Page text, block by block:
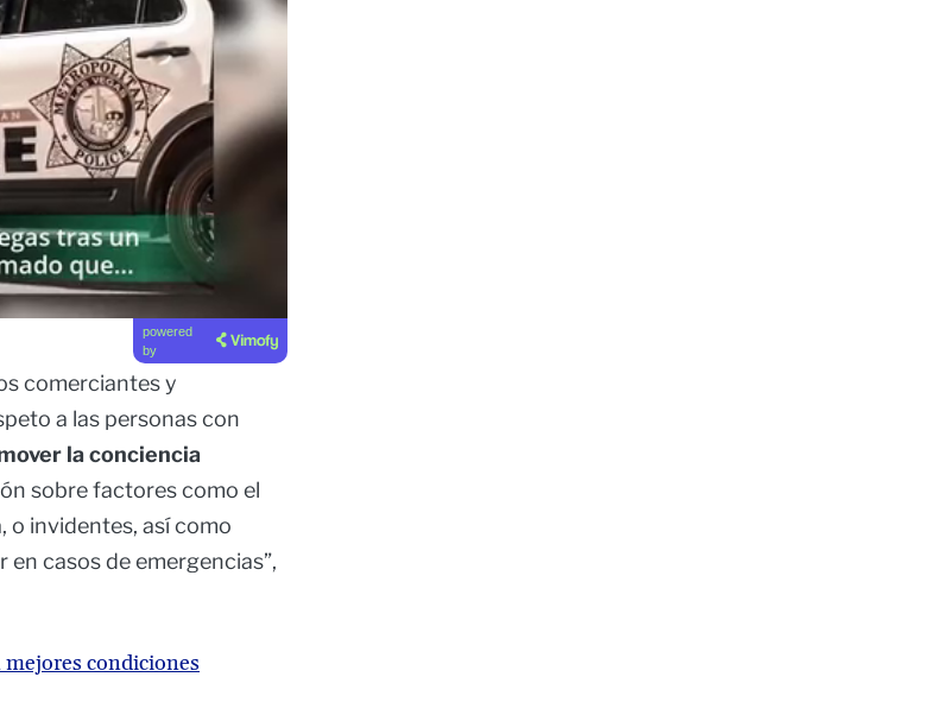
powered
by
comerciantes y
a las personas con
la conciencia
sobre factores como el
o invidentes, así como
casos de emergencias”,
condiciones